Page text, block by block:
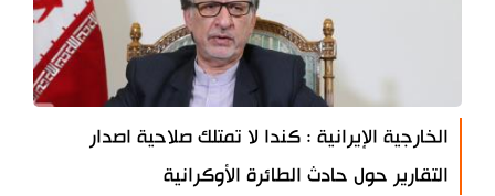
الخارجية الإيرانية : كندا لا تمتلك صلاحية اصدار
التقارير حول حادث الطائرة الأوكرانية